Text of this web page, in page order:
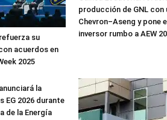
su
acuerdos en
2025
producción de GNL con
Chevron–Aseng y pone
inversor rumbo a AEW
la
EG 2026 durante
de la Energía